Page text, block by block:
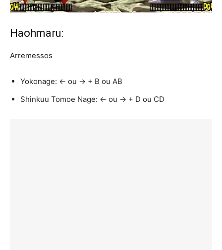
Haohmaru:
Arremessos
Yokonage: ← ou → + B ou AB
Shinkuu Tomoe Nage: ← ou → + D ou CD